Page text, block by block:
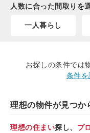
人数に合った間取りを
一人暮らし
お探しの条件では
条件
理想の物件が見つか
理想の住まい探し、 プロ